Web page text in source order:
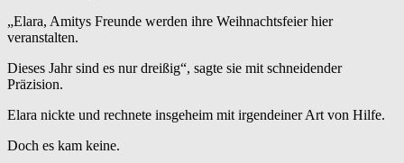
„Elara, Amitys Freunde werden ihre Weihnachtsfeier hier
veranstalten.
Dieses Jahr sind es nur dreißig“, sagte sie mit schneidender
Präzision.
Elara nickte und rechnete insgeheim mit irgendeiner Art von Hilfe.
Doch es kam keine.